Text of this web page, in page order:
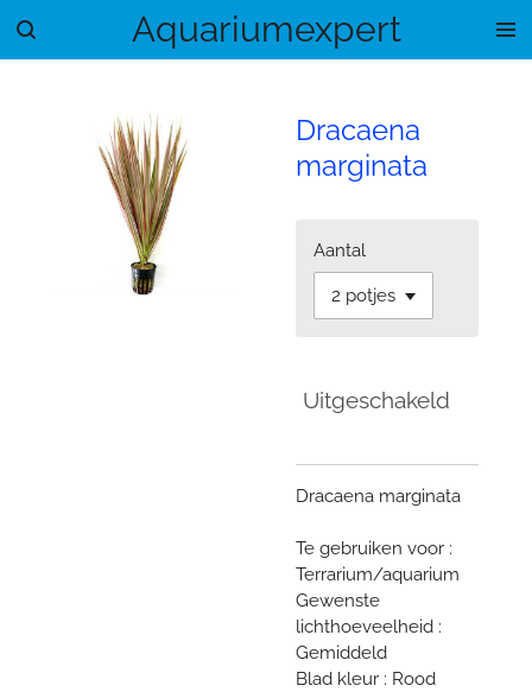
Ga
hoofdinhoud
Aquariumexpert
Dracaena
marginata
Aantal
Uitgeschakeld
Dracaena marginata
Te gebruiken voor :
Terrarium/aquarium
Gewenste
lichthoeveelheid :
Gemiddeld
Blad kleur : Rood